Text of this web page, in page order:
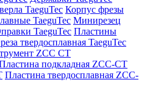
TaeguTec Корпус фрезы
TaeguTec Минирезец
TaeguTec Пластины
твердосплавная TaeguTec
ZCС CT
подкладная ZCC-CT
Пластина твердосплавная ZCC-